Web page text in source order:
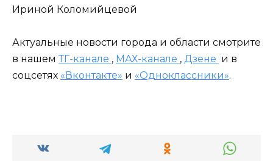
Ириной Коломийцевой
Актуальные новости города и области смотрите
в нашем ТГ-канале , МАХ-канале , Дзене и в
соцсетях «Вконтакте» и «Одноклассники».